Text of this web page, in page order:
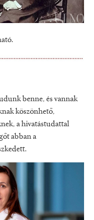
benne, és vannak
köszönhető,
a hivatástudattal
abban a